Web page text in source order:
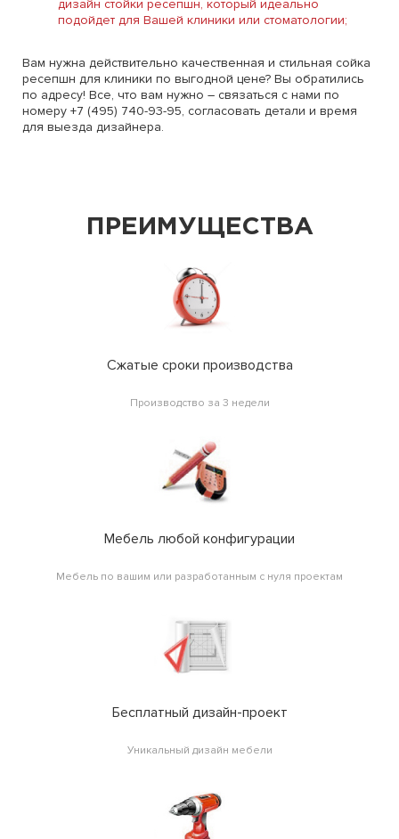
дизайн стойки ресепшн, который идеально
подойдет для Вашей клиники или стоматологии;
Вам нужна действительно качественная и стильная сойка
ресепшн для клиники по выгодной цене? Вы обратились
по адресу! Все, что вам нужно – связаться с нами по
номеру +7 (495) 740-93-95, согласовать детали и время
для выезда дизайнера.
ПРЕИМУЩЕСТВА
Сжатые сроки производства
Производство за 3 недели
Мебель любой конфигурации
Мебель по вашим или разработанным с нуля проектам
Бесплатный дизайн-проект
Уникальный дизайн мебели